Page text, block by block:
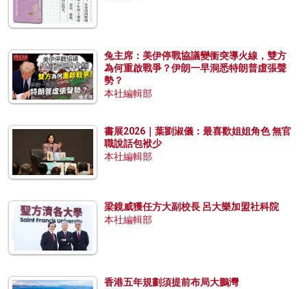
兔主席：美伊停戰協議變衝突導火線，雙方
為何重啟戰爭？伊朗一早洞悉特朗普虛張聲
勢？
本社編輯部
書展2026｜葉劉淑儀：最喜歡姐姐角色 無官
職說話包袱少
本社編輯部
梁鏡威獲任方大副校長 呂大樂加盟社科院
本社編輯部
香港五年規劃須提前布局大鵬灣